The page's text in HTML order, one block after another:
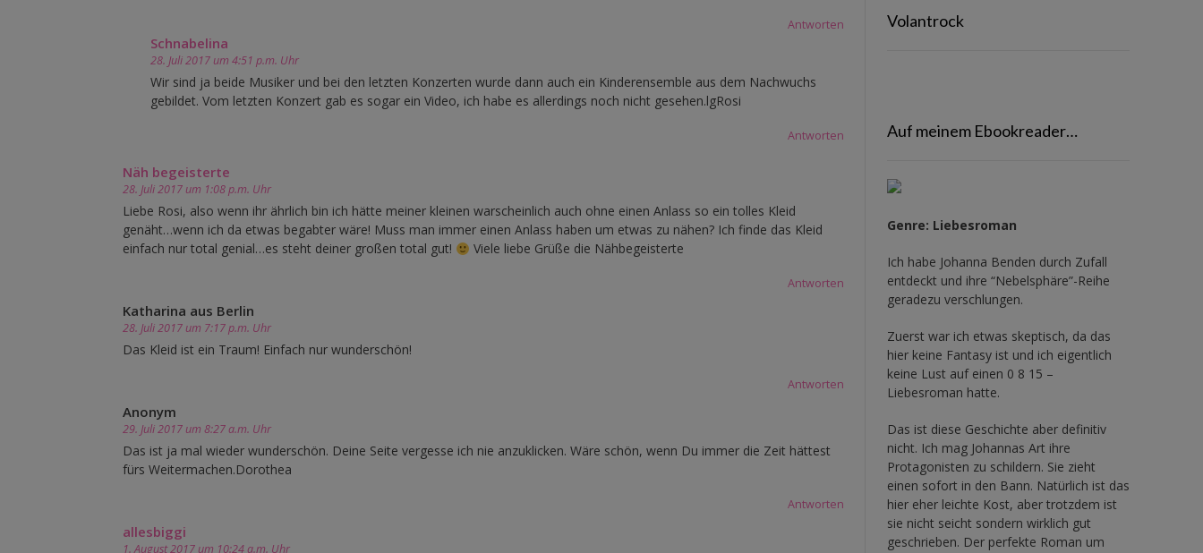
Antworten
Schnabelina
28. Juli 2017 um 4:51 p.m. Uhr
Wir sind ja beide Musiker und bei den letzten Konzerten wurde dann auch ein Kinderensemble aus dem Nachwuchs
gebildet. Vom letzten Konzert gab es sogar ein Video, ich habe es allerdings noch nicht gesehen.lgRosi
Antworten
Näh begeisterte
28. Juli 2017 um 1:08 p.m. Uhr
Liebe Rosi, also wenn ihr ährlich bin ich hätte meiner kleinen warscheinlich auch ohne einen Anlass so ein tolles Kleid
genäht…wenn ich da etwas begabter wäre! Muss man immer einen Anlass haben um etwas zu nähen? Ich finde das Kleid
einfach nur total genial…es steht deiner großen total gut!
Viele liebe Grüße die Nähbegeisterte
Antworten
Katharina aus Berlin
28. Juli 2017 um 7:17 p.m. Uhr
Das Kleid ist ein Traum! Einfach nur wunderschön!
Antworten
Anonym
29. Juli 2017 um 8:27 a.m. Uhr
Das ist ja mal wieder wunderschön. Deine Seite vergesse ich nie anzuklicken. Wäre schön, wenn Du immer die Zeit hättest
fürs Weitermachen.Dorothea
Antworten
allesbiggi
1. August 2017 um 10:24 a.m. Uhr
Volantrock
Auf meinem Ebookreader…
Genre: Liebesroman
Ich habe Johanna Benden durch Zufall
entdeckt und ihre “Nebelsphäre”-Reihe
geradezu verschlungen.
Zuerst war ich etwas skeptisch, da das
hier keine Fantasy ist und ich eigentlich
keine Lust auf einen 0 8 15 –
Liebesroman hatte.
Das ist diese Geschichte aber definitiv
nicht. Ich mag Johannas Art ihre
Protagonisten zu schildern. Sie zieht
einen sofort in den Bann. Natürlich ist das
hier eher leichte Kost, aber trotzdem ist
sie nicht seicht sondern wirklich gut
geschrieben. Der perfekte Roman um